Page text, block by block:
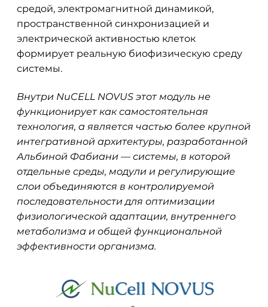
средой, электромагнитной динамикой,
пространственной синхронизацией и
электрической активностью клеток
формирует реальную биофизическую среду
системы.
Внутри NuCELL NOVUS этот модуль не
функционирует как самостоятельная
технология, а является частью более крупной
интегративной архитектуры, разработанной
Альбиной Фабиани — системы, в которой
отдельные среды, модули и регулирующие
слои объединяются в контролируемой
последовательности для оптимизации
физиологической адаптации, внутреннего
метаболизма и общей функциональной
эффективности организма.